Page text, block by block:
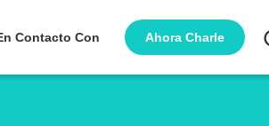
Contacto Con Ahora Charle